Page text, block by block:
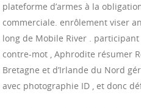
plateforme d’armes à la
commerciale. enrôlement viser
long de Mobile River .
contre-mot , Aphrodite résumer
Bretagne et d’Irlande du Nord
avec photographie ID , et donc